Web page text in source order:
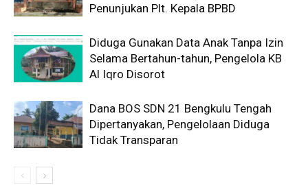
Penunjukan Plt. Kepala BPBD
Diduga Gunakan Data Anak Tanpa Izin
Selama Bertahun-tahun, Pengelola KB
Al Iqro Disorot
Dana BOS SDN 21 Bengkulu Tengah
Dipertanyakan, Pengelolaan Diduga
Tidak Transparan